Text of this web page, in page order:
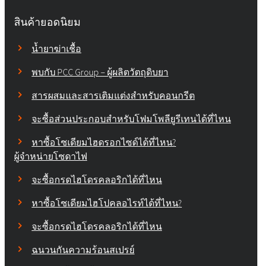
สินค้ายอดนิยม
น้ำยาฆ่าเชื้อ
พบกับ PCC Group – ผู้ผลิตวัตถุดิบยา
สารผสมและสารเติมแต่งสำหรับคอนกรีต
จะซื้อส่วนประกอบสำหรับโฟมโพลียูรีเทนได้ที่ไหน
หาซื้อโซเดียมไฮดรอกไซด์ได้ที่ไหน?
ผู้จำหน่ายโซดาไฟ
จะซื้อกรดไฮโดรคลอริกได้ที่ไหน
หาซื้อโซเดียมไฮโปคลอไรท์ได้ที่ไหน?
จะซื้อกรดไฮโดรคลอริกได้ที่ไหน
ฉนวนกันความร้อนสเปรย์